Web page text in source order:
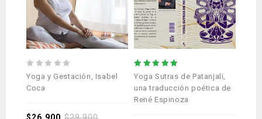
0
Yoga y Gestación, Isabel
Coca
$29.900
$26.900
5.00
out of 5
Yoga Sutras de Patanjali,
una traducción poética de
René Espinoza